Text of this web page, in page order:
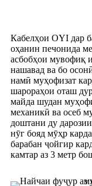
Кабелҳои OYI дар
оҳанин печонида
асбобҳои мувофиқ
нашавад ва бо
намӣ муҳофизат
шарораҳои оташ
майда шудан
механикӣ ва осеб
доштани ду
нӯг бояд мӯҳр
барабан ҷойгир
камтар аз 3 метр